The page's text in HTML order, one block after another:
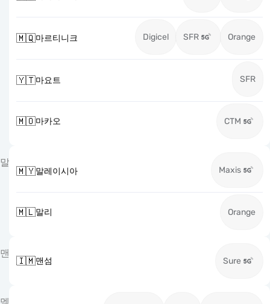
🇲🇶마르티니크 Digicel SFR Orange
🇾🇹마요트 SFR
🇲🇴마카오 CTM
말
🇲🇾말레이시아 Maxis
🇲🇱말리 Orange
맨
🇮🇲맨섬 Sure